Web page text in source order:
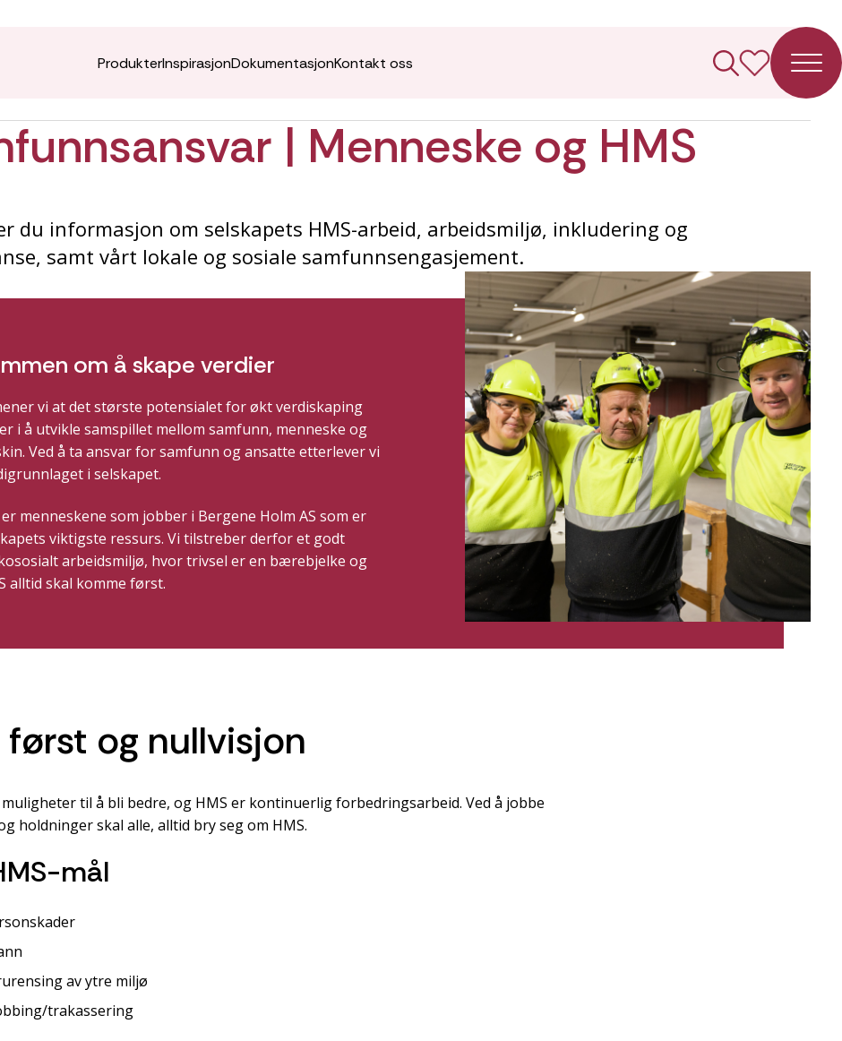
ProdukterInspirasjonDokumentasjonKontakt oss
| Menneske og HMS
du informasjon om selskapets HMS-arbeid, arbeidsmiljø, inkludering og
samt vårt lokale og sosiale samfunnsengasjement.
om å skape verdier
vi at det største potensialet for økt verdiskaping
i å utvikle samspillet mellom samfunn, menneske og
Ved å ta ansvar for samfunn og ansatte etterlever vi
i selskapet.
menneskene som jobber i Bergene Holm AS som er
viktigste ressurs. Vi tilstreber derfor et godt
arbeidsmiljø, hvor trivsel er en bærebjelke og
alltid skal komme først.
først og nullvisjon
til å bli bedre, og HMS er kontinuerlig forbedringsarbeid. Ved å jobbe
holdninger skal alle, alltid bry seg om HMS.
mål
av ytre miljø
trakassering